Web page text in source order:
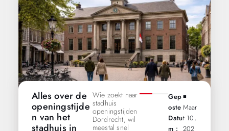
Alles over de
openingstijde
n van het
stadhuis in
Wie zoekt naar
stadhuis
openingstijden
Dordrecht, wil
meestal snel
Gep
Oste
Datu
M :
◾️
Maar
T 10,
202